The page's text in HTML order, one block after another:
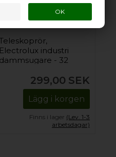
Electrolux industri
dammsugare - 32
299,00 SEK
Lägg i korgen
Finns i lager (Lev. 1-3
arbetsdagar)